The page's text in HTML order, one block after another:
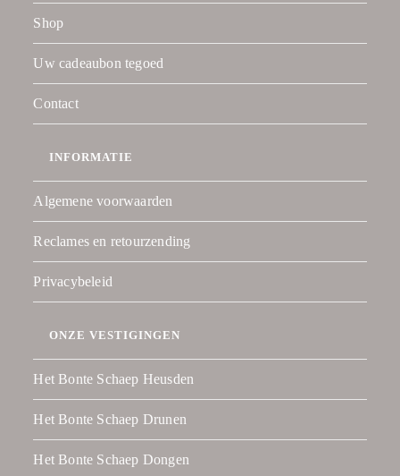
Shop
Uw cadeaubon tegoed
Contact
INFORMATIE
Algemene voorwaarden
Reclames en retourzending
Privacybeleid
ONZE VESTIGINGEN
Het Bonte Schaep Heusden
Het Bonte Schaep Drunen
Het Bonte Schaep Dongen